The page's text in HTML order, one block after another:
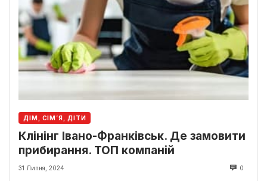
ДІМ, СІМ’Я, ДІТИ
Клінінг Івано-Франківськ. Де замовити
прибирання. ТОП компаній
31 Липня, 2024 0